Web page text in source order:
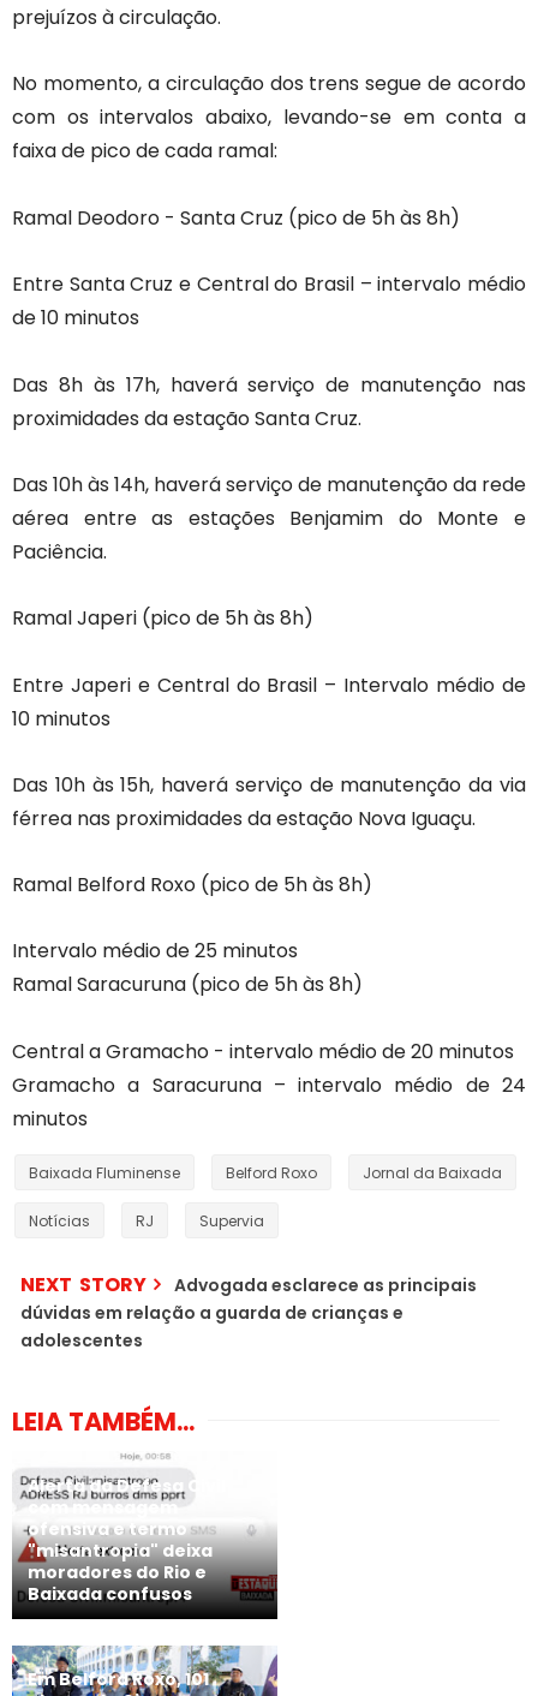
prejuízos à circulação.
No momento, a circulação dos trens segue de acordo
com os intervalos abaixo, levando-se em conta a
faixa de pico de cada ramal:
Ramal Deodoro - Santa Cruz (pico de 5h às 8h)
Entre Santa Cruz e Central do Brasil – intervalo médio
de 10 minutos
Das 8h às 17h, haverá serviço de manutenção nas
proximidades da estação Santa Cruz.
Das 10h às 14h, haverá serviço de manutenção da rede
aérea entre as estações Benjamim do Monte e
Paciência.
Ramal Japeri (pico de 5h às 8h)
Entre Japeri e Central do Brasil – Intervalo médio de
10 minutos
Das 10h às 15h, haverá serviço de manutenção da via
férrea nas proximidades da estação Nova Iguaçu.
Ramal Belford Roxo (pico de 5h às 8h)
Intervalo médio de 25 minutos
Ramal Saracuruna (pico de 5h às 8h)
Central a Gramacho - intervalo médio de 20 minutos
Gramacho a Saracuruna – intervalo médio de 24
minutos
Baixada Fluminense Belford Roxo Jornal da Baixada
Notícias RJ Supervia
NEXT STORY
Advogada esclarece as principais
dúvidas em relação a guarda de crianças e
adolescentes
LEIA TAMBÉM...
Alerta da Defesa Civil
com mensagem
ofensiva e termo
"misantropia" deixa
moradores do Rio e
Baixada confusos
Em Belford Roxo, 101